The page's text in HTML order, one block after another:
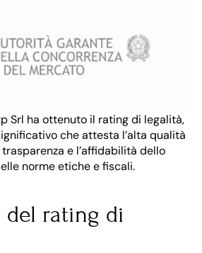
Srl ha ottenuto il rating di legalità,
che attesta l’alta qualità
e l’affidabilità dello
norme etiche e fiscali.
rating di